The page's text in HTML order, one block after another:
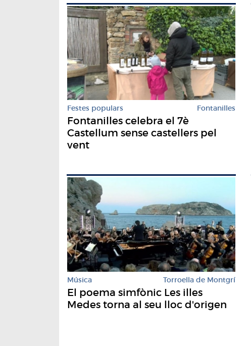
Festes populars Fontanilles
Fontanilles celebra el 7è
Castellum sense castellers pel
vent
Música Torroella de Montgrí
El poema simfònic Les illes
Medes torna al seu lloc d'origen